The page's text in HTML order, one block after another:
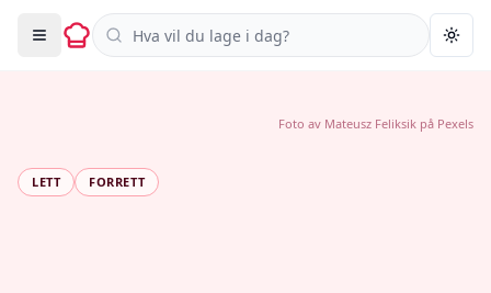
Søk i oppskrifter
LETT FORRETT
Foto av Mateusz Feliksik på Pexels